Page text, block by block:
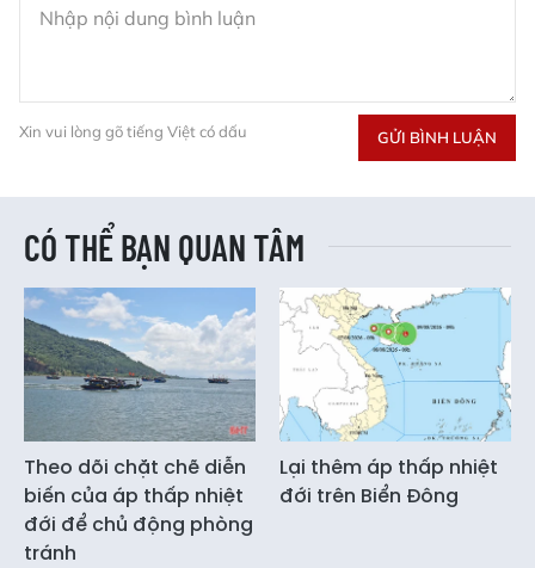
Xin vui lòng gõ tiếng Việt có dấu GỬI BÌNH LUẬN
CÓ THỂ BẠN QUAN TÂM
Theo dõi chặt chẽ diễn
biến của áp thấp nhiệt
đới để chủ động phòng
tránh
Lại thêm áp thấp nhiệt
đới trên Biển Đông